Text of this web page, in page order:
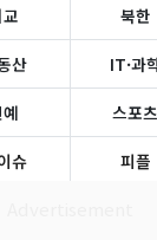
북한
산 IT·과
스포츠
슈 피플